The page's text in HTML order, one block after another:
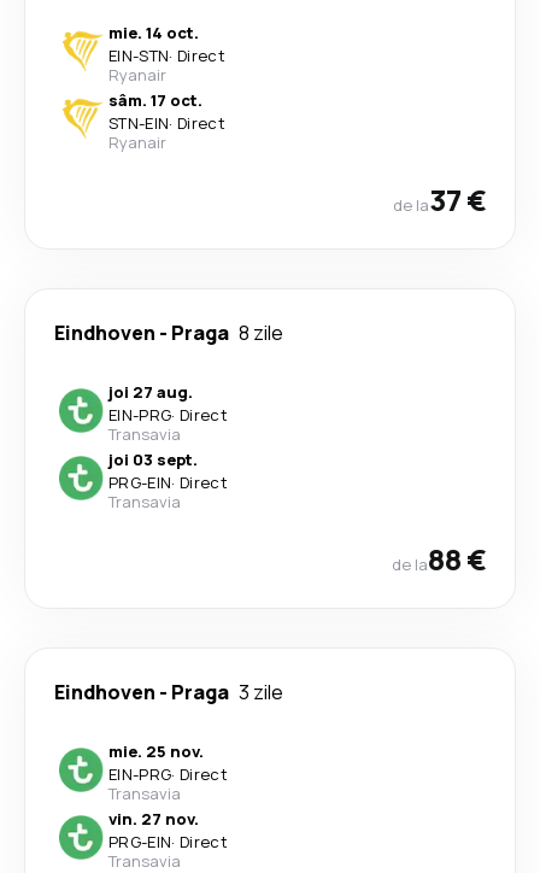
mie. 14 oct.
EIN-STN· Direct
Ryanair
sâm. 17 oct.
STN-EIN· Direct
Ryanair
de la37 €
Eindhoven - Praga 8 zile
joi 27 aug.
EIN-PRG· Direct
Transavia
joi 03 sept.
PRG-EIN· Direct
Transavia
de la88 €
Eindhoven - Praga 3 zile
mie. 25 nov.
EIN-PRG· Direct
Transavia
vin. 27 nov.
PRG-EIN· Direct
Transavia